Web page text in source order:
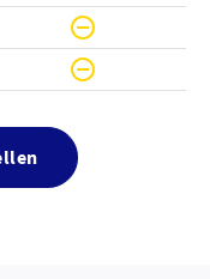
do_not_disturb_on
do_not_disturb_on